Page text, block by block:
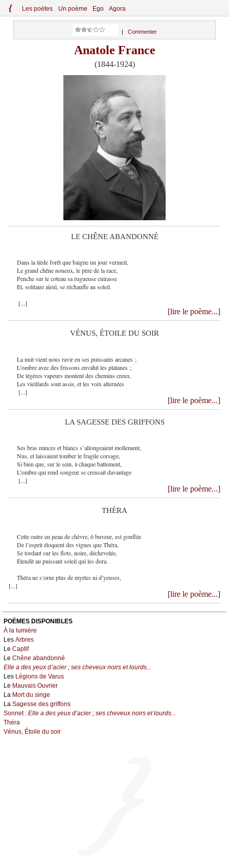
{ Les poètes Un poème Ego Agora
Commenter
Anatole France
(1844-1924)
LE CHÊNE ABANDONNÉ
Dans la tiède forêt que baigne un jour vermeil,
Le grand chêne noueux, le père de la race,
Penche sur le coteau sa rugueuse cuirasse
Et, solitaire aïeul, se réchauffe au soleil.
[...]
[lire le poème...]
VÉNUS, ÉTOILE DU SOIR
La nuit vient nous ravir en ses puissants arcanes ;
L’ombre avec des frissons envahit les platanes ;
De légères vapeurs montent des chemins creux.
Les vieillards sont assis, et les voix alternées
[...]
[lire le poème...]
LA SAGESSE DES GRIFFONS
Ses bras minces et blancs s’allongeaient mollement,
Nus, et laissaient tomber le fragile corsage,
Si bien que, sur le sein, à chaque battement,
L’ombre qui rend songeur se creusait davantage
[...]
[lire le poème...]
THÉRA
Cette outre en peau de chèvre, ô buveur, est gonflée
De l’esprit éloquent des vignes que Théra,
Se tordant sur les flots, noire, déchevelée,
Étendit au puissant soleil qui les dora.
Théra ne s’orne plus de myrtes ni d’yeuses,
[...]
[lire le poème...]
POÈMES DISPONIBLES
À la lumière
Les Arbres
Le Captif
Le Chêne abandonné
Elle a des yeux d’acier ; ses cheveux noirs et lourds...
Les Légions de Varus
Le Mauvais Ouvrier
La Mort du singe
La Sagesse des griffons
Sonnet : Elle a des yeux d’acier ; ses cheveux noirs et lourds...
Théra
Vénus, Étoile du soir